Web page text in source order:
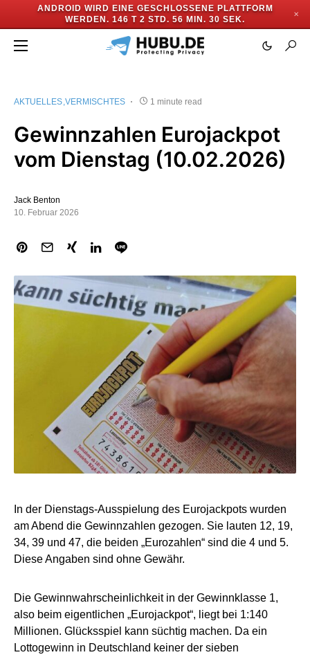
ANDROID WIRD EINE GESCHLOSSENE PLATTFORM
WERDEN. 146 T 2 STD. 56 MIN. 30 SEK.
✕
AKTUELLES VERMISCHTES 1 minute read
Gewinnzahlen Eurojackpot
vom Dienstag (10.02.2026)
Jack Benton
10. Februar 2026
In der Dienstags-Ausspielung des Eurojackpots wurden
am Abend die Gewinnzahlen gezogen. Sie lauten 12, 19,
34, 39 und 47, die beiden „Eurozahlen“ sind die 4 und 5.
Diese Angaben sind ohne Gewähr.
Die Gewinnwahrscheinlichkeit in der Gewinnklasse 1,
also beim eigentlichen „Eurojackpot“, liegt bei 1:140
Millionen. Glücksspiel kann süchtig machen. Da ein
Lottogewinn in Deutschland keiner der sieben